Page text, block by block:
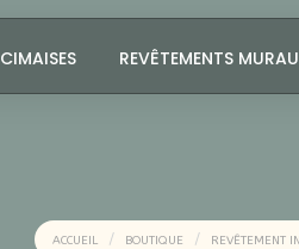
CIMAISES REVÊTEMENTS
ACCUEIL BOUTIQUE REVÊTEMENT